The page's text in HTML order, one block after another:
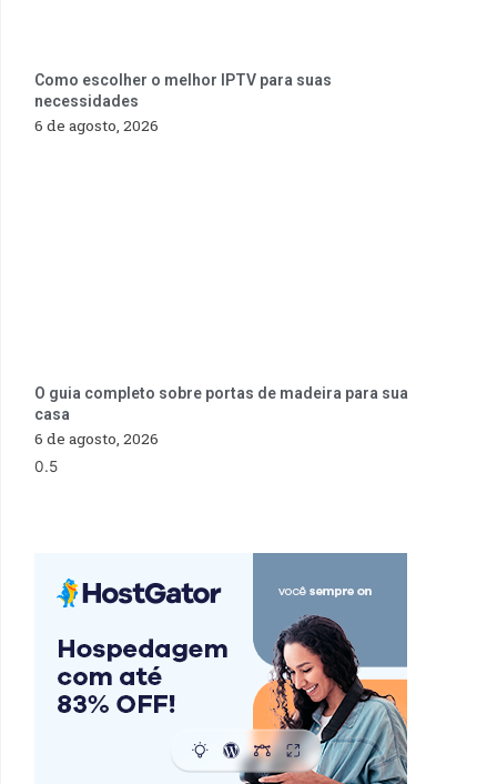
Como escolher o melhor IPTV para suas
necessidades
6 de agosto, 2026
O guia completo sobre portas de madeira para sua
casa
6 de agosto, 2026